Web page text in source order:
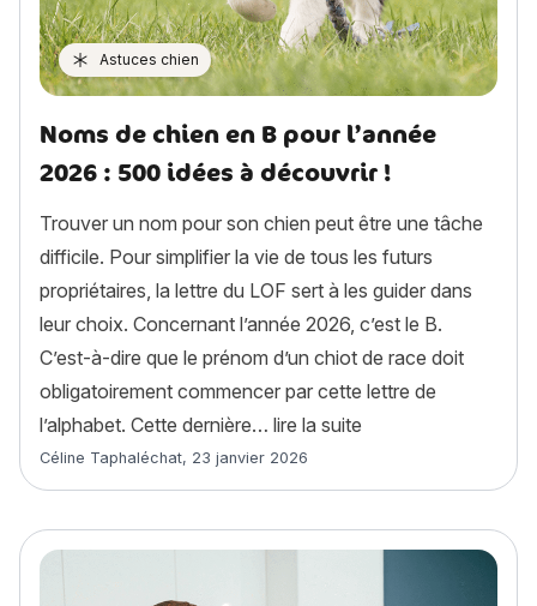
Astuces chien
Noms de chien en B pour l’année
2026 : 500 idées à découvrir !
Trouver un nom pour son chien peut être une tâche
difficile. Pour simplifier la vie de tous les futurs
propriétaires, la lettre du LOF sert à les guider dans
leur choix. Concernant l’année 2026, c’est le B.
C’est-à-dire que le prénom d’un chiot de race doit
obligatoirement commencer par cette lettre de
l’alphabet. Cette dernière… lire la suite
Article rédigé par
Céline Taphaléchat, 23 janvier 2026